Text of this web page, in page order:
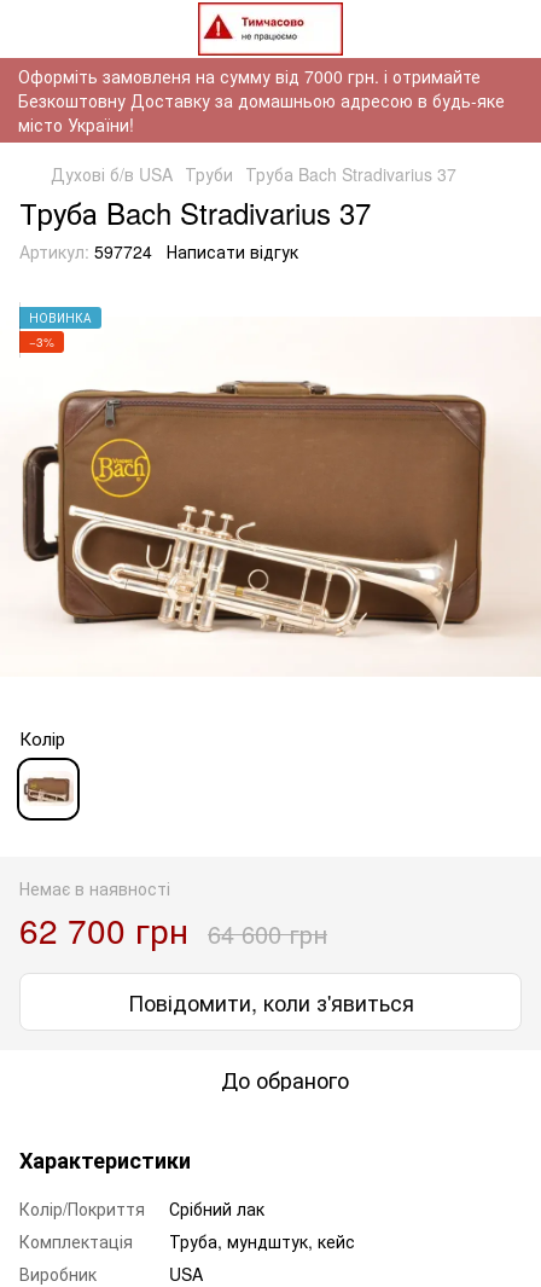
Оформіть замовленя на сумму від 7000 грн. і отримайте
Безкоштовну Доставку за домашньою адресою в будь-яке
місто України!
Духові б/в USA Труби Труба Bach Stradivarius 37
Труба Bach Stradivarius 37
Артикул: 597724 Написати відгук
НОВИНКА
−3%
Колір
Немає в наявності
62 700 грн 64 600 грн
Повідомити, коли з'явиться
До обраного
Характеристики
Колір/Покриття
Срібний лак
Комплектація
Труба, мундштук, кейс
Виробник
USA